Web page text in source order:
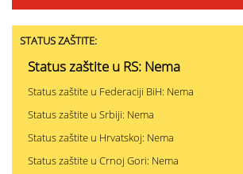
STATUS ZAŠTITE:
Status zaštite u RS: Nema
Status zaštite u Federaciji BiH: Nema
Status zaštite u Srbiji: Nema
Status zaštite u Hrvatskoj: Nema
Status zaštite u Crnoj Gori: Nema